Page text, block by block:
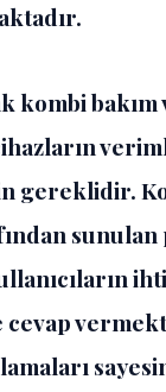
kombi bakım
gereklidir.
cevap